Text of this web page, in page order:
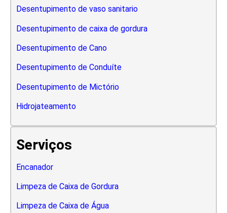
Desentupimento de vaso sanitario
Desentupimento de caixa de gordura
Desentupimento de Cano
Desentupimento de Conduíte
Desentupimento de Mictório
Hidrojateamento
Serviços
Encanador
Limpeza de Caixa de Gordura
Limpeza de Caixa de Água